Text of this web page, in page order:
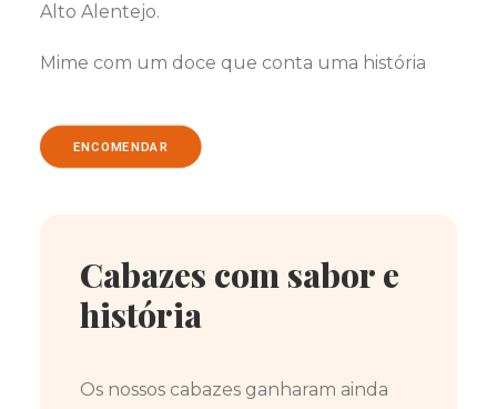
Alto Alentejo.
Mime com um doce que conta uma história
ENCOMENDAR
Cabazes com sabor e
história
Os nossos cabazes ganharam ainda